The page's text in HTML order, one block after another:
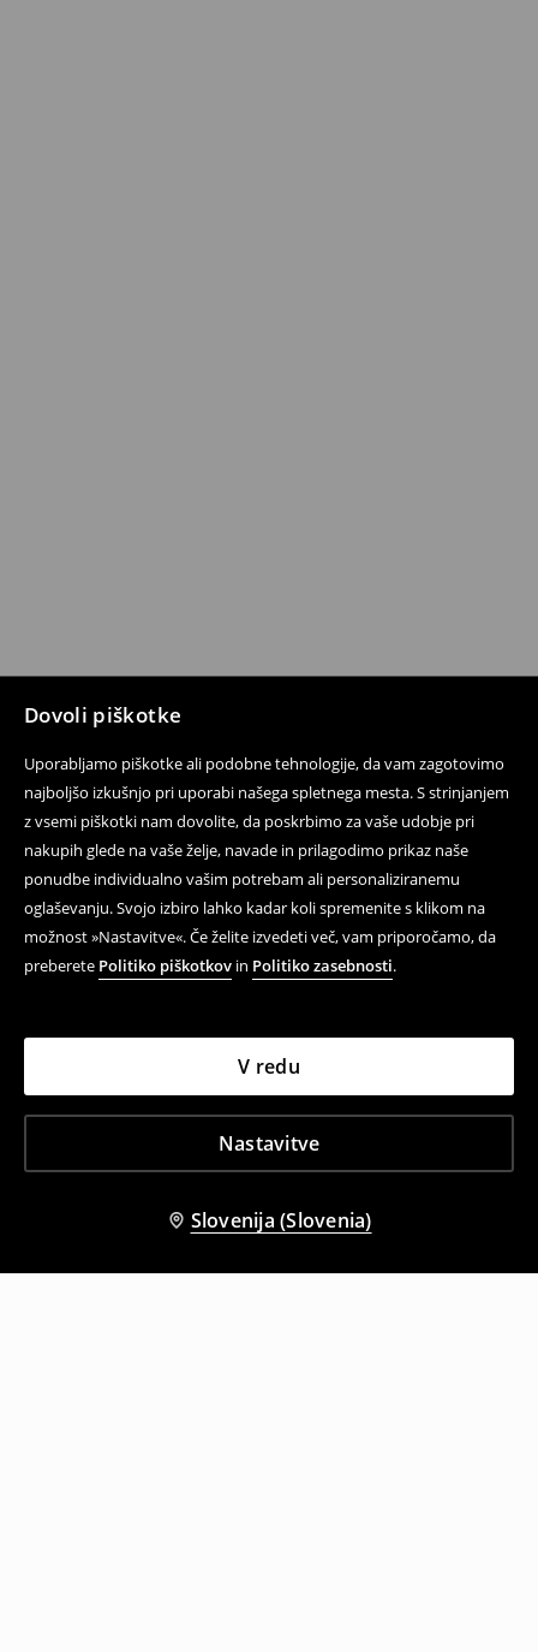
Dovoli piškotke
Uporabljamo piškotke ali podobne tehnologije, da vam zagotovimo
najboljšo izkušnjo pri uporabi našega spletnega mesta. S strinjanjem
z vsemi piškotki nam dovolite, da poskrbimo za vaše udobje pri
nakupih glede na vaše želje, navade in prilagodimo prikaz naše
ponudbe individualno vašim potrebam ali personaliziranemu
oglaševanju. Svojo izbiro lahko kadar koli spremenite s klikom na
možnost »Nastavitve«. Če želite izvedeti več, vam priporočamo, da
preberete Politiko piškotkov in Politiko zasebnosti.
Nastavitve
V redu
Slovenija (Slovenia)